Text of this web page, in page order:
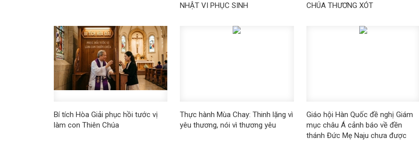
NHẬT VI PHỤC SINH
CHÚA THƯƠNG XÓT
Bí tích Hòa Giải phục hồi tước vị
làm con Thiên Chúa
Thực hành Mùa Chay: Thinh lặng vì
yêu thương, nói vì thương yêu
Giáo hội Hàn Quốc đề nghị Giám
mục châu Á cảnh báo về đền
thánh Đức Mẹ Naju chưa được